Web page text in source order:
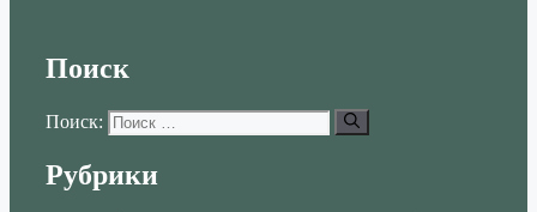
Поиск
Поиск:
Рубрики